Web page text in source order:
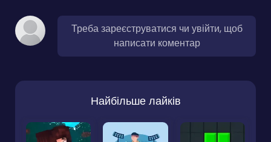
Треба зареєструватися чи увійти, щоб
написати коментар
Найбільше лайків